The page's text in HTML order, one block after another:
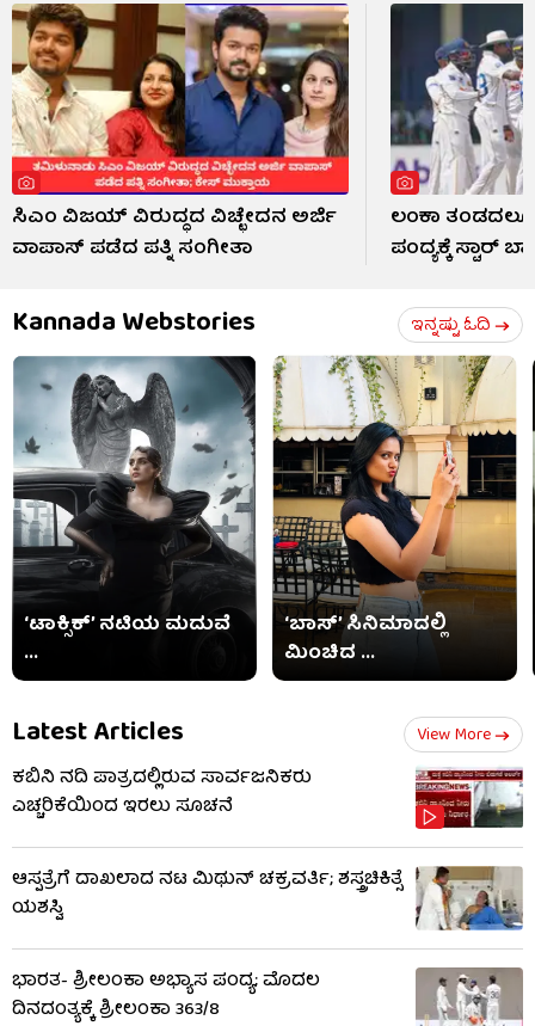
ಸಿಎಂ ವಿಜಯ್ ವಿರುದ್ಧದ ವಿಚ್ಛೇದನ ಅರ್ಜಿ
ವಾಪಾಸ್ ಪಡೆದ ಪತ್ನಿ ಸಂಗೀತಾ
ಲಂಕಾ
ಪಂದ್ಯಕ್ಕೆ ಸ್ಟಾರ್
Kannada Webstories ಇನ್ನಷ್ಟು ಓದಿ
‘ಟಾಕ್ಸಿಕ್’ ನಟಿಯ ಮದುವೆ
...
‘ಬಾಸ್’ ಸಿನಿಮಾದಲ್ಲಿ
ಮಿಂಚಿದ ...
Latest Articles View More
ಕಬಿನಿ ನದಿ ಪಾತ್ರದಲ್ಲಿರುವ ಸಾರ್ವಜನಿಕರು
ಎಚ್ಚರಿಕೆಯಿಂದ ಇರಲು ಸೂಚನೆ
ಆಸ್ಪತ್ರೆಗೆ ದಾಖಲಾದ ನಟ ಮಿಥುನ್ ಚಕ್ರವರ್ತಿ; ಶಸ್ತ್ರಚಿಕಿತ್ಸೆ
ಯಶಸ್ವಿ
ಭಾರತ- ಶ್ರೀಲಂಕಾ ಅಭ್ಯಾಸ ಪಂದ್ಯ; ಮೊದಲ
ದಿನದಂತ್ಯಕ್ಕೆ ಶ್ರೀಲಂಕಾ 363/8